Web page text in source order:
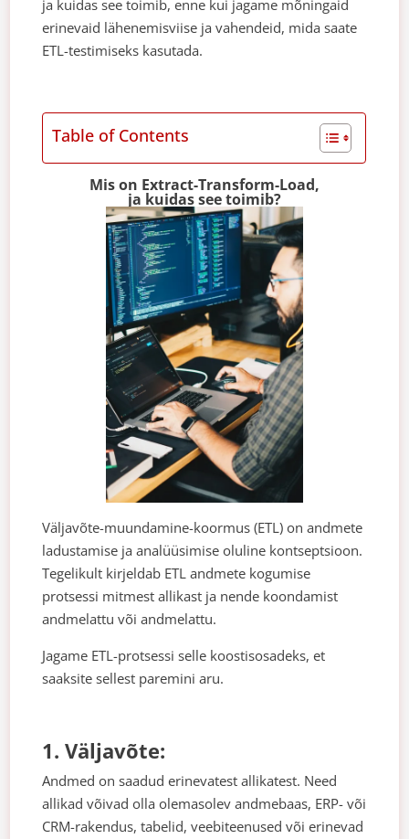
ja kuidas see toimib, enne kui jagame mõningaid
erinevaid lähenemisviise ja vahendeid, mida saate
ETL-testimiseks kasutada.
Table of Contents
Mis on Extract-Transform-Load,
ja kuidas see toimib?
Väljavõte-muundamine-koormus (ETL) on andmete
ladustamise ja analüüsimise oluline kontseptsioon.
Tegelikult kirjeldab ETL andmete kogumise
protsessi mitmest allikast ja nende koondamist
andmelattu või andmelattu.
Jagame ETL-protsessi selle koostisosadeks, et
saaksite sellest paremini aru.
1. Väljavõte:
Andmed on saadud erinevatest allikatest. Need
allikad võivad olla olemasolev andmebaas, ERP- või
CRM-rakendus, tabelid, veebiteenused või erinevad